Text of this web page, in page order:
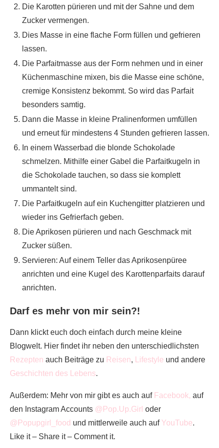
Die Karotten pürieren und mit der Sahne und dem
Zucker vermengen.
Dies Masse in eine flache Form füllen und gefrieren
lassen.
Die Parfaitmasse aus der Form nehmen und in einer
Küchenmaschine mixen, bis die Masse eine schöne,
cremige Konsistenz bekommt. So wird das Parfait
besonders samtig.
Dann die Masse in kleine Pralinenformen umfüllen
und erneut für mindestens 4 Stunden gefrieren lassen.
In einem Wasserbad die blonde Schokolade
schmelzen. Mithilfe einer Gabel die Parfaitkugeln in
die Schokolade tauchen, so dass sie komplett
ummantelt sind.
Die Parfaitkugeln auf ein Kuchengitter platzieren und
wieder ins Gefrierfach geben.
Die Aprikosen pürieren und nach Geschmack mit
Zucker süßen.
Servieren: Auf einem Teller das Aprikosenpüree
anrichten und eine Kugel des Karottenparfaits darauf
anrichten.
Darf es mehr von mir sein?!
Dann klickt euch doch einfach durch meine kleine
Blogwelt. Hier findet ihr neben den unterschiedlichsten
Rezepten auch Beiträge zu Reisen, Lifestyle und andere
Geschichten des Lebens.
Außerdem: Mehr von mir gibt es auch auf Facebook, auf
den Instagram Accounts @Pop.Up.Girl oder
@Popupgirl_food und mittlerweile auch auf YouTube.
Like it – Share it – Comment it.